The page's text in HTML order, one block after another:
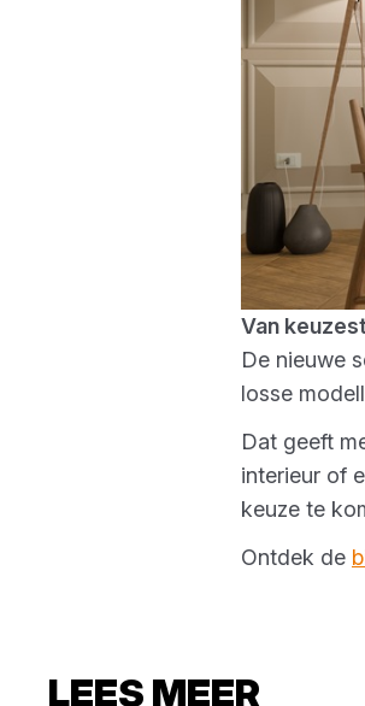
Van
De nieuwe
losse
Dat geeft
interieur of
keuze te
Ontdek de
LEES MEER